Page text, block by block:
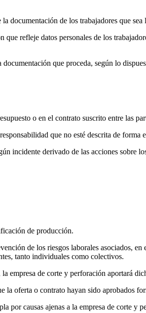
documentación de los trabajadores que
refleje datos personales de los
que proceda, según lo
o en el contrato suscrito entre las
que no esté descrita de forma
incidente derivado de las acciones sobre
de producción.
de los riesgos laborales asociados,
tanto individuales como colectivos.
empresa de corte y perforación aportará
la oferta o contrato hayan sido aprobados
por causas ajenas a la empresa de corte y